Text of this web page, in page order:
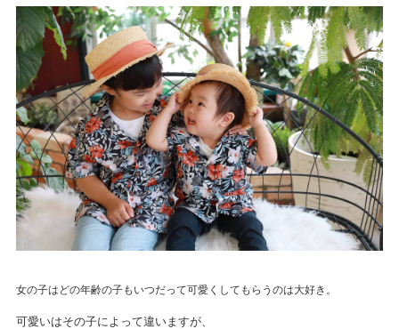
女の子はどの年齢の子もいつだって可愛くしてもらうのは大好き。
可愛いはその子によって違いますが、